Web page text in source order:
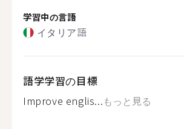
学習中の言語
イタリア語
語学学習の目標
Improve englis...もっと見る